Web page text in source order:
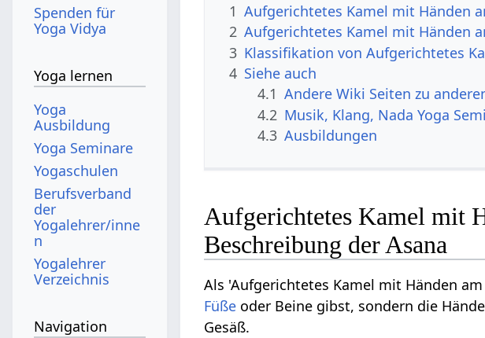
1 Aufgerichtetes Kamel mit Händen
2 Aufgerichtetes Kamel mit Händen
3 Klassifikation von Aufgerichtetes
4 Siehe auch
4.1 Andere Wiki Seiten zu
4.2 Musik, Klang, Nada Yoga
4.3 Ausbildungen
Aufgerichtetes Kamel mit
Beschreibung der Asana
Als 'Aufgerichtetes Kamel mit Händen
Füße oder Beine gibst, sondern die
Gesäß.
Spenden für
Yoga Vidya
Yoga lernen
Yoga
Ausbildung
Yoga Seminare
Yogaschulen
Berufsverband
der
Yogalehrer/inne
n
Yogalehrer
Verzeichnis
Navigation